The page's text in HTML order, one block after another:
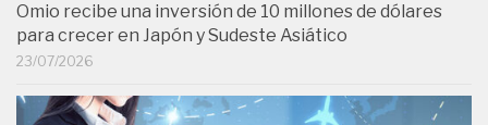
Omio recibe una inversión de 10 millones de dólares
para crecer en Japón y Sudeste Asiático
23/07/2026